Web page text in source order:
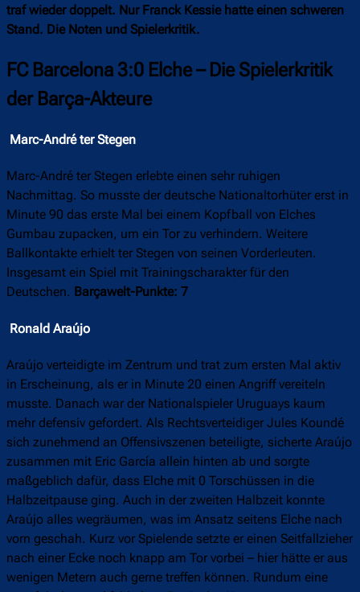
traf wieder doppelt. Nur Franck Kessie hatte einen schweren
Stand. Die Noten und Spielerkritik.
FC Barcelona 3:0 Elche – Die Spielerkritik
der Barça-Akteure
Marc-André ter Stegen
Marc-André ter Stegen erlebte einen sehr ruhigen
Nachmittag. So musste der deutsche Nationaltorhüter erst in
Minute 90 das erste Mal bei einem Kopfball von Elches
Gumbau zupacken, um ein Tor zu verhindern. Weitere
Ballkontakte erhielt ter Stegen von seinen Vorderleuten.
Insgesamt ein Spiel mit Trainingscharakter für den
Deutschen. Barçawelt-Punkte: 7
Ronald Araújo
Araújo verteidigte im Zentrum und trat zum ersten Mal aktiv
in Erscheinung, als er in Minute 20 einen Angriff vereiteln
musste. Danach war der Nationalspieler Uruguays kaum
mehr defensiv gefordert. Als Rechtsverteidiger Jules Koundé
sich zunehmend an Offensivszenen beteiligte, sicherte Araújo
zusammen mit Eric García allein hinten ab und sorgte
maßgeblich dafür, dass Elche mit 0 Torschüssen in die
Halbzeitpause ging. Auch in der zweiten Halbzeit konnte
Araújo alles wegräumen, was im Ansatz seitens Elche nach
vorn geschah. Kurz vor Spielende setzte er einen Seitfallzieher
nach einer Ecke noch knapp am Tor vorbei – hier hätte er aus
wenigen Metern auch gerne treffen können. Rundum eine